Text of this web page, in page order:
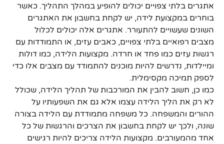
אתגרים בלתי צפויים יכולים להופיע במהלך התהליך. כאשר
בוחרים במקצועת לידה, יש לקחת בחשבון את האתגרים
השונים שעשויים להתעורר. אתגרים אלה יכולים לכלול
מצבים רפואיים בלתי צפויים, כאבים עזים, או התמודדות עם
רגשות עזים כמו פחד או חרדה. מקצועות הלידה, כמו דולות
ומיילדות, נדרשים להיות מוכנים להתמודד עם מצבים אלו כדי
לספק תמיכה מקסימלית.
כמו כן, חשוב להבין את המורכבות של תהליך הלידה, שכולל
לא רק את הליך הלידה עצמו אלא גם את השפעותיו על
ההורים והמשפחה. כל משפחה מתמודדת עם הלידה בצורה
שונה, ולכך יש לקחת בחשבון את הצרכים והרגשות של כל
אחד מהמעורבים. מקצועות הלידה צריכים להיות רגישים